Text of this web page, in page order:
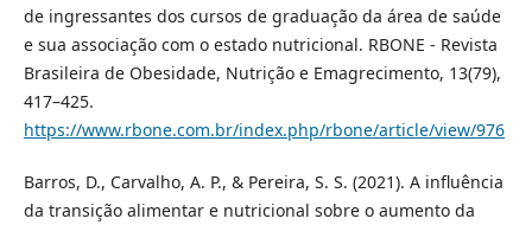
de ingressantes dos cursos de graduação da área de saúde
e sua associação com o estado nutricional. RBONE - Revista
Brasileira de Obesidade, Nutrição e Emagrecimento, 13(79),
417–425.
https://www.rbone.com.br/index.php/rbone/article/view/976
Barros, D., Carvalho, A. P., & Pereira, S. S. (2021). A influência
da transição alimentar e nutricional sobre o aumento da